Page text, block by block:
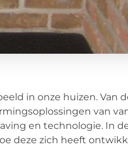
in onze huizen. Van
van
en technologie. In
deze zich heeft